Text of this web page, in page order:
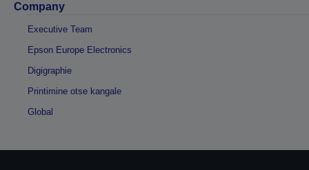
Company
Executive Team
Epson Europe Electronics
Digigraphie
Printimine otse kangale
Global